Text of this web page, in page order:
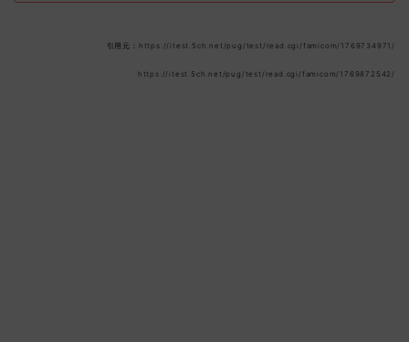
引用元：https://itest.5ch.net/pug/test/read.cgi/famicom/1769734971/
https://itest.5ch.net/pug/test/read.cgi/famicom/1769872542/